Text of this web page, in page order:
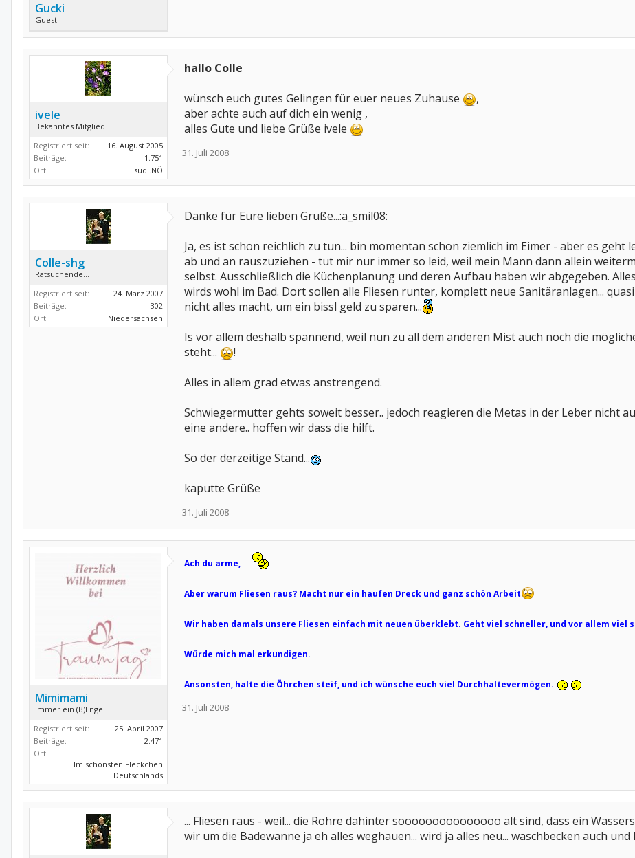
Gucki
Guest
ivele
Bekanntes Mitglied
Registriert seit:
16. August 2005
Beiträge:
1.751
Ort:
südl.NÖ
hallo Colle
wünsch euch gutes Gelingen für euer neues Zuhause
,
aber achte auch auf dich ein wenig ,
alles Gute und liebe Grüße ivele
31. Juli 2008
Colle-shg
Ratsuchende...
Registriert seit:
24. März 2007
Beiträge:
302
Ort:
Niedersachsen
Danke für Eure lieben Grüße...:a_smil08:
Ja, es ist schon reichlich zu tun... bin momentan schon ziemlich im Eimer - aber es geht
ab und an rauszuziehen - tut mir nur immer so leid, weil mein Mann dann allein
selbst. Ausschließlich die Küchenplanung und deren Aufbau haben wir abgegeben.
wirds wohl im Bad. Dort sollen alle Fliesen runter, komplett neue Sanitäranlagen...
nicht alles macht, um ein bissl geld zu sparen...
Is vor allem deshalb spannend, weil nun zu all dem anderen Mist auch noch die
steht...
!
Alles in allem grad etwas anstrengend.
Schwiegermutter gehts soweit besser.. jedoch reagieren die Metas in der Leber nicht
eine andere.. hoffen wir dass die hilft.
So der derzeitige Stand...
kaputte Grüße
31. Juli 2008
Mimimami
Immer ein (B)Engel
Registriert seit:
25. April 2007
Beiträge:
2.471
Ort:
Im schönsten Fleckchen
Deutschlands
Ach du arme,
Aber warum Fliesen raus? Macht nur ein haufen Dreck und ganz schön Arbeit
Wir haben damals unsere Fliesen einfach mit neuen überklebt. Geht viel schneller, und vor allem viel
Würde mich mal erkundigen.
Ansonsten, halte die Öhrchen steif, und ich wünsche euch viel Durchhaltevermögen.
31. Juli 2008
... Fliesen raus - weil... die Rohre dahinter sooooooooooooooo alt sind, dass ein
wir um die Badewanne ja eh alles weghauen... wird ja alles neu... waschbecken auch und